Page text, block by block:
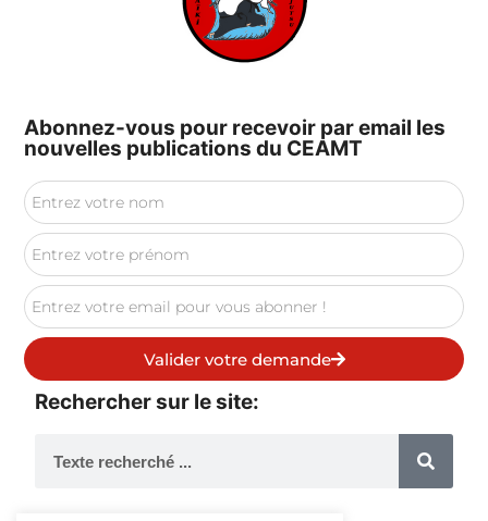
Abonnez-vous pour recevoir par email les
nouvelles publications du CEAMT
Valider votre demande
Rechercher sur le site: